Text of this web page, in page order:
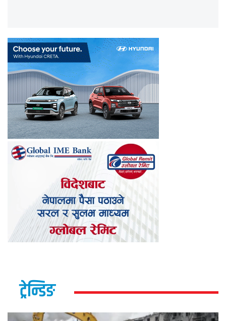
ट्रेन्डिङ